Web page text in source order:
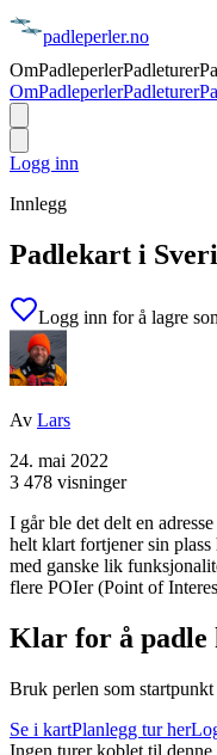
padleperler.no
OmPadleperlerPadleturer
OmPadleperlerPadleturer
Logg inn
Innlegg
Padlekart i
Logg inn for å lagre
Av Lars
24. mai 2022
3 478 visninger
I går ble det delt en
helt klart fortjener sin
med ganske lik
flere POIer (Point of
Klar for å padle
Bruk perlen som
Se i kartPlanlegg tur her
Ingen turer koblet til denne